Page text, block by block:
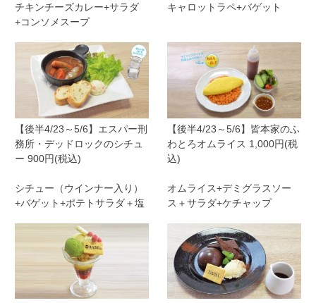
チキンチーズカレー+サラダ
+コンソメスープ
キャロットラペ+バゲット
【後半4/23～5/6】エスパー刑
務所・デッドロックのシチュ
ー 900円(税込)
シチュー（ウインナー入り）
+バゲット+ポテトサラダ＋塩
【後半4/23～5/6】皆本家のふ
わとろオムライス 1,000円(税
込)
オムライス+デミグラスソー
ス＋サラダ+ケチャップ